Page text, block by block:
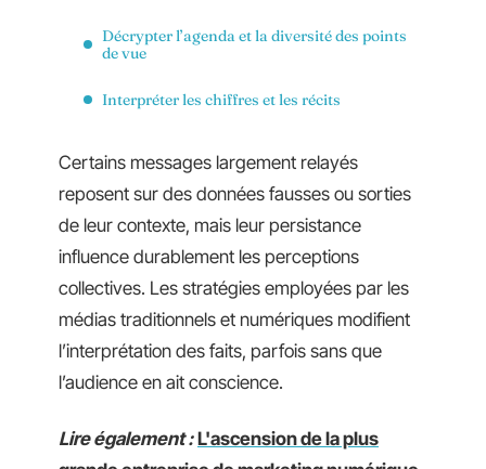
Décrypter l’agenda et la diversité des points
de vue
Interpréter les chiffres et les récits
Certains messages largement relayés
reposent sur des données fausses ou sorties
de leur contexte, mais leur persistance
influence durablement les perceptions
collectives. Les stratégies employées par les
médias traditionnels et numériques modifient
l’interprétation des faits, parfois sans que
l’audience en ait conscience.
Lire également : L'ascension de la plus